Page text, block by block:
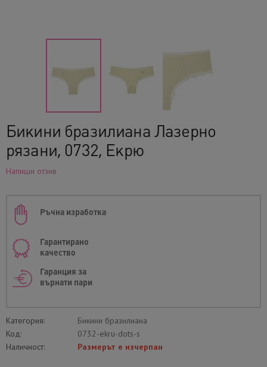
Бикини бразилиана Лазерно
рязани, 0732, Екрю
Напиши отзив
Ръчна изработка
Гарантирано
качество
Гаранция за
върнати пари
Категория:
Бикини бразилиана
Код:
0732-ekru-dots-s
Наличност:
Размерът е изчерпан